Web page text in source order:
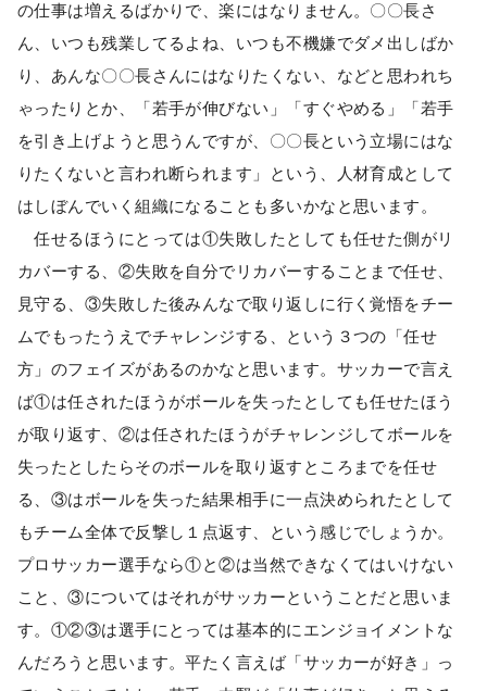
の仕事は増えるばかりで、楽にはなりません。〇〇長さ
ん、いつも残業してるよね、いつも不機嫌でダメ出しばか
り、あんな〇〇長さんにはなりたくない、などと思われち
ゃったりとか、「若手が伸びない」「すぐやめる」「若手
を引き上げようと思うんですが、〇〇長という立場にはな
りたくないと言われ断られます」という、人材育成として
はしぼんでいく組織になることも多いかなと思います。
任せるほうにとっては①失敗したとしても任せた側がリ
カバーする、②失敗を自分でリカバーすることまで任せ、
見守る、③失敗した後みんなで取り返しに行く覚悟をチー
ムでもったうえでチャレンジする、という３つの「任せ
方」のフェイズがあるのかなと思います。サッカーで言え
ば①は任されたほうがボールを失ったとしても任せたほう
が取り返す、②は任されたほうがチャレンジしてボールを
失ったとしたらそのボールを取り返すところまでを任せ
る、③はボールを失った結果相手に一点決められたとして
もチーム全体で反撃し１点返す、という感じでしょうか。
プロサッカー選手なら①と②は当然できなくてはいけない
こと、③についてはそれがサッカーということだと思いま
す。①②③は選手にとっては基本的にエンジョイメントな
んだろうと思います。平たく言えば「サッカーが好き」っ